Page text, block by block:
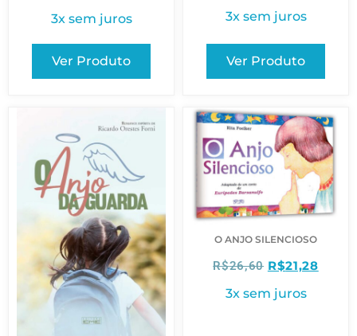
3x sem juros
Ver Produto
3x sem juros
Ver Produto
O ANJO SILENCIOSO
R$26,60 R$21,28
3x sem juros